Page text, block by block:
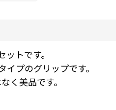
トです。
プのグリップです。
く美品です。